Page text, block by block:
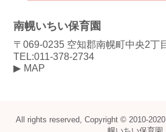
南幌いちい保育園
〒069-0235 空知郡南幌町中央2丁
TEL:011-378-2734
MAP
All rights reserved, Copyright © 2010-